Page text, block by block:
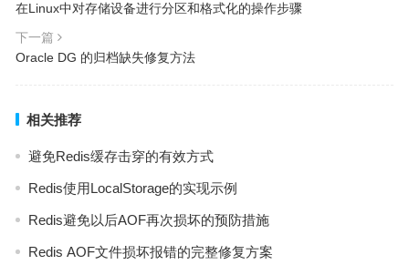
在Linux中对存储设备进行分区和格式化的操作步骤
下一篇
Oracle DG 的归档缺失修复方法
相关推荐
避免Redis缓存击穿的有效方式
Redis使用LocalStorage的实现示例
Redis避免以后AOF再次损坏的预防措施
Redis AOF文件损坏报错的完整修复方案